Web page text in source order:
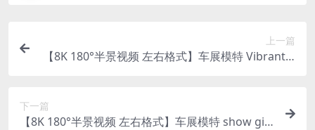
上一篇
【8K 180°半景视频 左右格式】车展模特 Vibrant b
下一篇
【8K 180°半景视频 左右格式】车展模特 show girl